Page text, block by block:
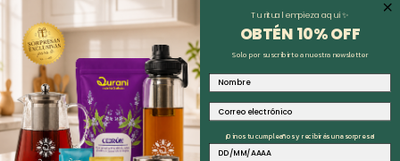
Tu ritual empieza aquí ✨
OBTÉN 10% OFF
Solo por suscribirte a nuestra newsletter
Nombre
Correo electrónico
¡Dinos tu cumpleaños y recibirás una sorpresa!
Fecha